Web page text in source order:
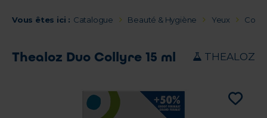
Vous êtes ici : Catalogue Beauté & Hygiène Yeux
Thealoz Duo Collyre 15 ml THEALOZ